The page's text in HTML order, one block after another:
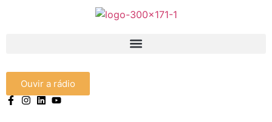
Ouvir a rádio